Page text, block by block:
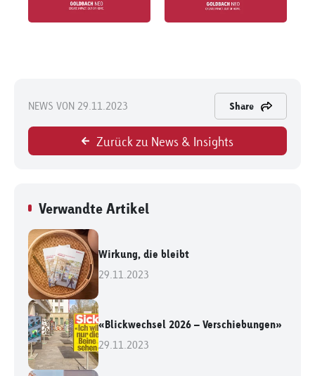
NEWS VON 29.11.2023 Share
Zurück zu News & Insights
Verwandte Artikel
Wirkung, die bleibt
29.11.2023
«Blickwechsel 2026 – Verschiebungen»
29.11.2023